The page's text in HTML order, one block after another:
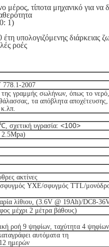
μέρος, τίποτα μηχανικό για να
1)
υπολογιζόμενης διάρκειας
ροές
778.1-2007
της γραμμής σωλήνων, όπως το
τα απόβλητα
σχετική υγρασία: <100>
2.5Mpa)
ακτίνες
σφυγμός ΥΧΕ/σφυγμός TTL/
λίθιου, (3.6V @ 19Ah)/DC8-
μέχρι 2 μέτρα βάθους)
ροή 9 ψηφίων, ταχύτητα 4
αυτόματα τη
ημερών